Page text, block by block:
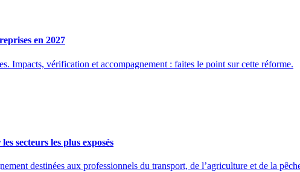
en 2027
Impacts, vérification et accompagnement : faites le point sur cette réforme.
secteurs les plus exposés
destinées aux professionnels du transport, de l’agriculture et de la